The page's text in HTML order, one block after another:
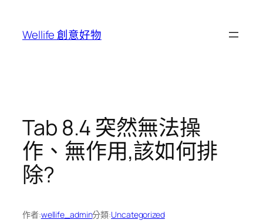
Wellife 創意好物
Tab 8.4 突然無法操
作、無作用,該如何排
除?
作者:wellife_admin分類:Uncategorized